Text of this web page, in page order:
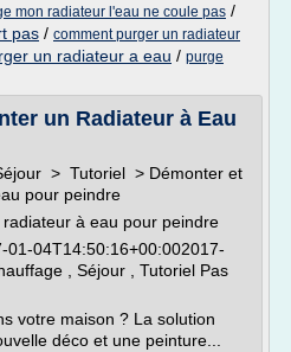
mon radiateur l'eau ne coule pas /
pas / comment purger un radiateur
un radiateur a eau / purge
un Radiateur à Eau
> Tutoriel > Démonter et
pour peindre
à eau pour peindre
01-04T14:50:16+00:002017-
, Séjour , Tutoriel Pas
votre maison ? La solution
déco et une peinture...